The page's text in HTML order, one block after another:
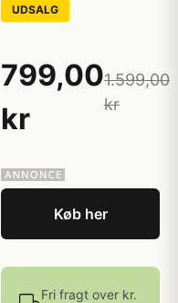
UDSALG
799,00
kr
1.599,00
kr
Køb her
Fri fragt over kr.